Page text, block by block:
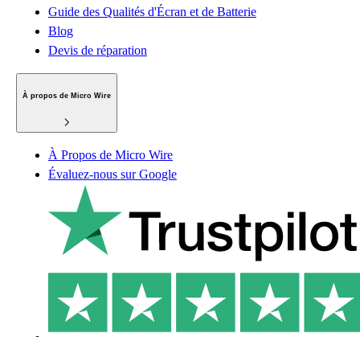
Guide des Qualités d'Écran et de Batterie
Blog
Devis de réparation
À propos de Micro Wire
À Propos de Micro Wire
Évaluez-nous sur Google